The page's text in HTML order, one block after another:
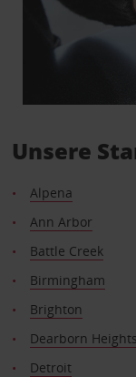
Unsere
Alpena
Ann Arbor
Battle Creek
Birmingham
Brighton
Dearborn Heights
Detroit